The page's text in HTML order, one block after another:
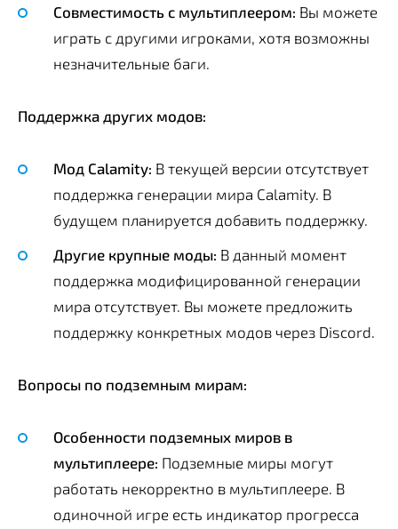
Совместимость с мультиплеером: Вы можете
играть с другими игроками, хотя возможны
незначительные баги.
Поддержка других модов:
Мод Calamity: В текущей версии отсутствует
поддержка генерации мира Calamity. В
будущем планируется добавить поддержку.
Другие крупные моды: В данный момент
поддержка модифицированной генерации
мира отсутствует. Вы можете предложить
поддержку конкретных модов через Discord.
Вопросы по подземным мирам:
Особенности подземных миров в
мультиплеере: Подземные миры могут
работать некорректно в мультиплеере. В
одиночной игре есть индикатор прогресса